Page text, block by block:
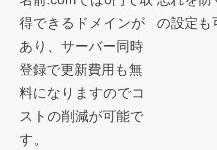
得できるドメインが
あり、サーバー同時
登録で更新費用も無
料になりますのでコ
ストの削減が可能で
す。
の設定も